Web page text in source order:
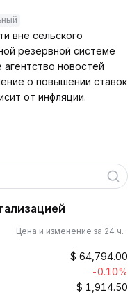
вне сельского
резервной системе
новостей
о повышении ставок
от инфляции.
Цена и изменение за 24 ч.
$ 64,794.00
-0.10%
$ 1,914.50